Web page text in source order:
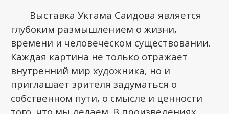
Выставка Уктама Саидова является
глубоким размышлением о жизни,
времени и человеческом существовании.
Каждая картина не только отражает
внутренний мир художника, но и
приглашает зрителя задуматься о
собственном пути, о смысле и ценности